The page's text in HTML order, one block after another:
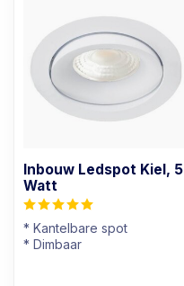
Inbouw Ledspot Kiel, 5
Watt
* Kantelbare spot
* Dimbaar